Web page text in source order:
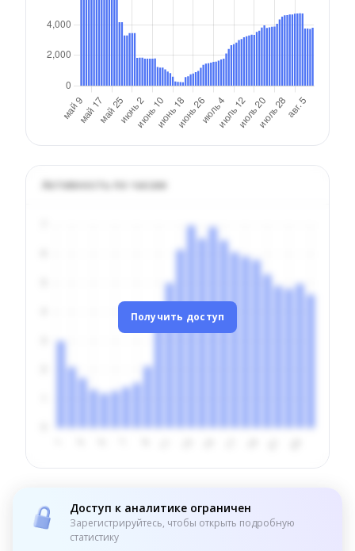
Активность по часам
Получить доступ
Доступ к аналитике ограничен
Зарегистрируйтесь, чтобы открыть подробную
статистику